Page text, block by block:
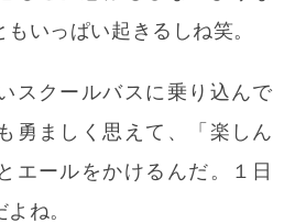
いっぱい起きるしね笑。
スクールバスに乗り込んで
勇ましく思えて、「楽しん
エールをかけるんだ。１日
ね。